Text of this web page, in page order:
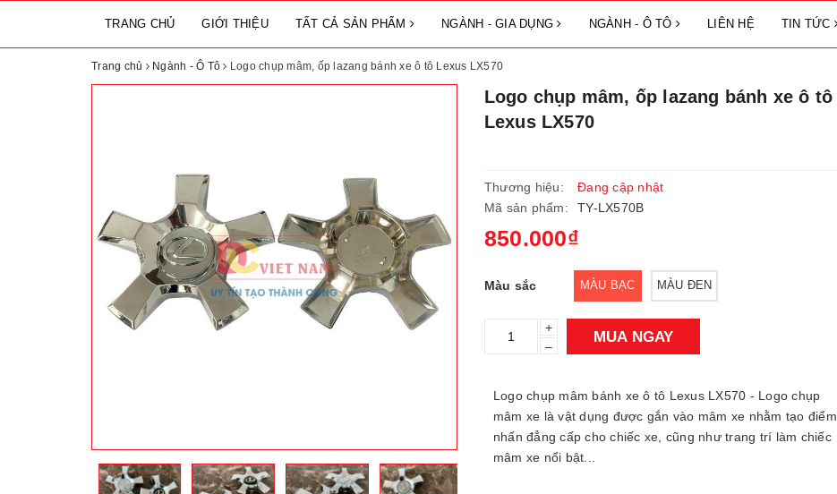
TRANG CHỦ GIỚI THIỆU TẤT CẢ SẢN PHẨM NGÀNH - GIA DỤNG NGÀNH - Ô TÔ LIÊN HỆ TIN TỨC
Trang chủ Ngành - Ô Tô Logo chụp mâm, ốp lazang bánh xe ô tô Lexus LX570
Logo chụp mâm, ốp lazang bánh xe ô tô
Lexus LX570
Thương hiệu:
Đang cập nhật
Mã sản phẩm:
TY-LX570B
850.000₫
Màu sắc MÀU BẠC MÀU ĐEN
+
–
MUA NGAY
Logo chụp mâm bánh xe ô tô Lexus LX570 - Logo chụp
mâm xe là vật dụng được gắn vào mâm xe nhằm tạo điểm
nhấn đẳng cấp cho chiếc xe, cũng như trang trí làm chiếc
mâm xe nổi bật...